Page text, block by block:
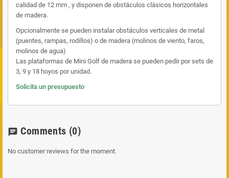
calidad de 12 mm , y disponen de obstáculos clásicos horizontales
de madera.
Opcionalmente se pueden instalar obstáculos verticales de metal
(puentes, rampas, rodillos) o de madera (molinos de viento, faros,
molinos de agua)
Las plataformas de Mini Golf de madera se pueden pedir por sets de
3, 9 y 18 hoyos por unidad.
Solicita un presupuesto
chat Comments (0)
No customer reviews for the moment.